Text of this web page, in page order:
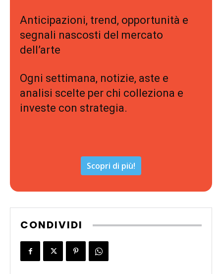
Anticipazioni, trend, opportunità e
segnali nascosti del mercato
dell’arte
Ogni settimana, notizie, aste e
analisi scelte per chi colleziona e
investe con strategia.
Scopri di più!
CONDIVIDI